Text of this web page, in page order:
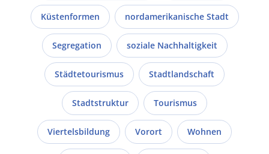
Küstenformen nordamerikanische Stadt
Segregation soziale Nachhaltigkeit
Städtetourismus Stadtlandschaft
Stadtstruktur Tourismus
Viertelsbildung Vorort Wohnen